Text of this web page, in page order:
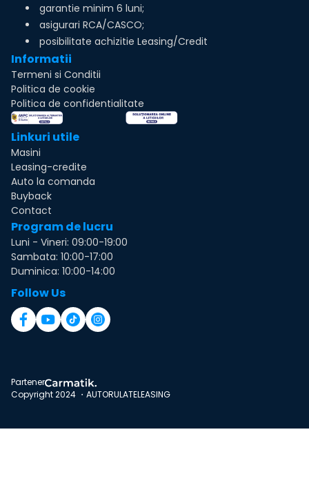
garantie minim 6 luni;
asigurari RCA/CASCO;
posibilitate achizitie Leasing/Credit
Informatii
Termeni si Conditii
Politica de cookie
Politica de confidentialitate
Linkuri utile
Masini
Leasing-credite
Auto la comanda
Buyback
Contact
Program de lucru
Luni - Vineri: 09:00-19:00
Sambata: 10:00-17:00
Duminica: 10:00-14:00
Follow Us
Partener
Copyright 2024 ・AUTORULATELEASING